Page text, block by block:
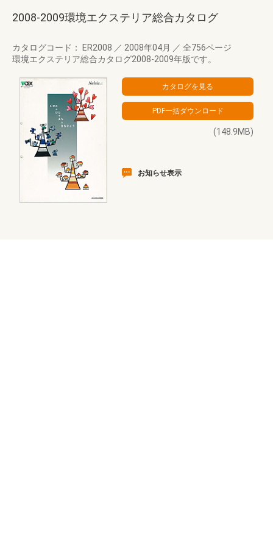
2008-2009環境エクステリア総合カタログ
カタログコード： ER2008 ／ 2008年04月 ／ 全756ページ
環境エクステリア総合カタログ2008-2009年版です。
(148.9MB)
お知らせ表示